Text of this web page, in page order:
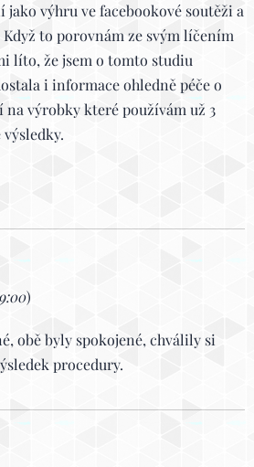
jako výhru ve facebookové soutěži a
to porovnám ze svým líčením
líto, že jsem o tomto studiu
i informace ohledně péče o
na výrobky které používám už 3
9:00)
obě byly spokojené, chválily si
procedury.